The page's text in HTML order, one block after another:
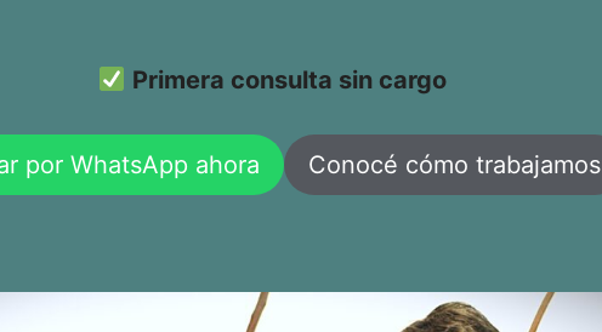
Primera consulta sin cargo
por WhatsApp ahora Conocé cómo trabajamos